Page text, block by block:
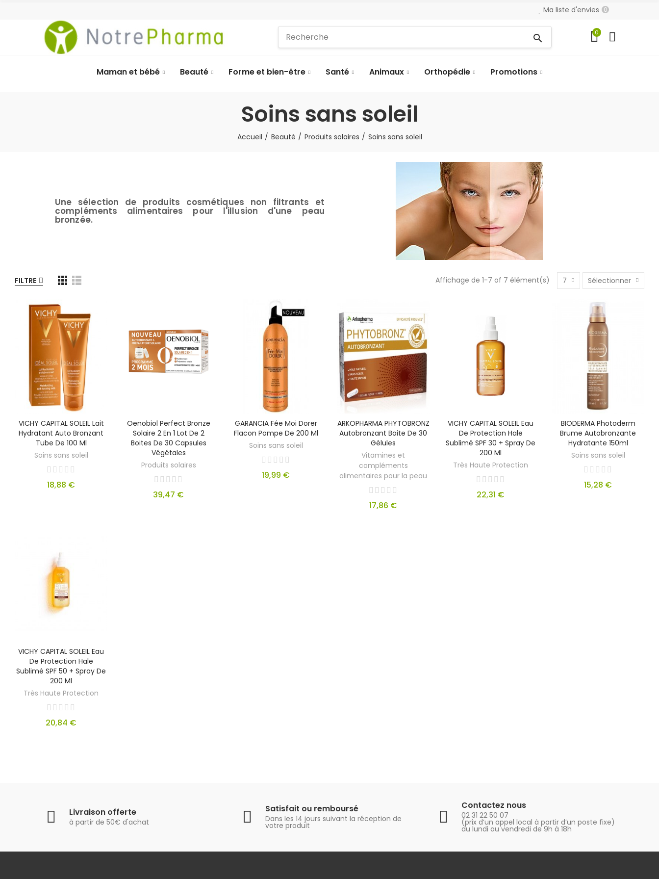
Ma liste d'envies 0
search 0
Maman et bébé Beauté Forme et bien-être Santé Animaux Orthopédie Promotions
Soins sans soleil
Accueil Beauté Produits solaires Soins sans soleil
Une sélection de produits cosmétiques non filtrants et
compléments alimentaires pour l'illusion d'une peau
bronzée.
FILTRE Affichage de 1-7 of 7 élément(s) 7 Sélectionner
VICHY CAPITAL SOLEIL Lait
Hydratant Auto Bronzant
Tube De 100 Ml
Soins sans soleil
18,88 €
Oenobiol Perfect Bronze
Solaire 2 En 1 Lot De 2
Boites De 30 Capsules
Végétales
Produits solaires
39,47 €
GARANCIA Fée Moi Dorer
Flacon Pompe De 200 Ml
Soins sans soleil
19,99 €
ARKOPHARMA PHYTOBRONZ
Autobronzant Boite De 30
Gélules
Vitamines et
compléments
alimentaires pour la peau
17,86 €
VICHY CAPITAL SOLEIL Eau
De Protection Hale
Sublimé SPF 30 + Spray De
200 Ml
Très Haute Protection
22,31 €
BIODERMA Photoderm
Brume Autobronzante
Hydratante 150ml
Soins sans soleil
15,28 €
VICHY CAPITAL SOLEIL Eau
De Protection Hale
Sublimé SPF 50 + Spray De
200 Ml
Très Haute Protection
20,84 €
Livraison offerte
à partir de 50€ d'achat
Satisfait ou remboursé
Dans les 14 jours suivant la réception de
votre produit
Contactez nous
02 31 22 50 07
(prix d’un appel local à partir d’un poste fixe)
du lundi au vendredi de 9h à 18h